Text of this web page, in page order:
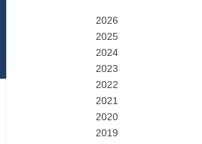
2026
2025
2024
2023
2022
2021
2020
2019